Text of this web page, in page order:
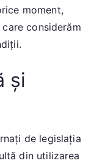
moment,
considerăm
și
de legislația
din utilizarea